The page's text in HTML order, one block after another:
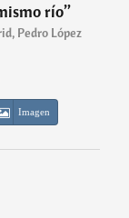
río”
Pedro López
Imagen